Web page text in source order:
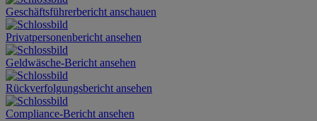
Geschäftsführerbericht anschauen
Privatpersonenbericht ansehen
Geldwäsche-Bericht ansehen
Rückverfolgungsbericht ansehen
Compliance-Bericht ansehen